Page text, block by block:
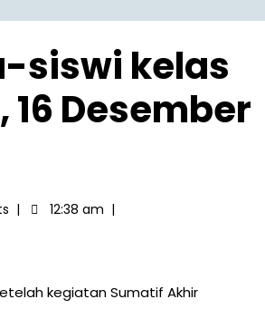
siswi kelas
Desember
| 12:38 am |